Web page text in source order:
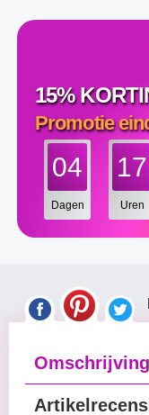
15%
Promotie
04
Dagen
17
Uren
Omschrijving